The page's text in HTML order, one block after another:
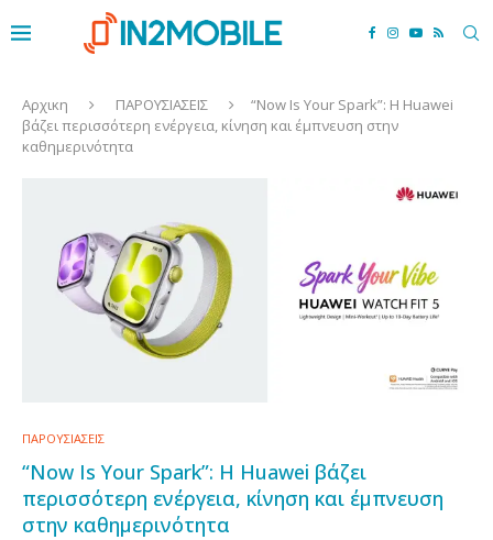
Αρχικη ΠΑΡΟΥΣΙΑΣΕΙΣ
“Now Is Your Spark”: Η Huawei
βάζει περισσότερη ενέργεια, κίνηση και έμπνευση στην
καθημερινότητα
ΠΑΡΟΥΣΙΑΣΕΙΣ
“Now Is Your Spark”: Η Huawei βάζει
περισσότερη ενέργεια, κίνηση και έμπνευση
στην καθημερινότητα